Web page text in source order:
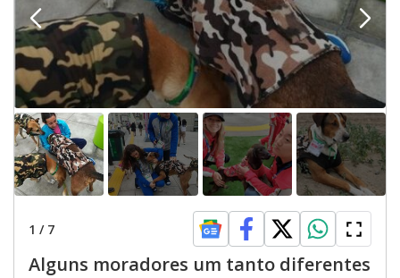
1 / 7
Alguns moradores um tanto diferentes